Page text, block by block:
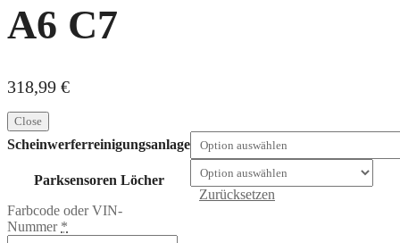
A6 C7
318,99 €
Close
Scheinwerferreinigungsanlage
Parksensoren Löcher
Zurücksetzen
Farbcode oder VIN-
Nummer *